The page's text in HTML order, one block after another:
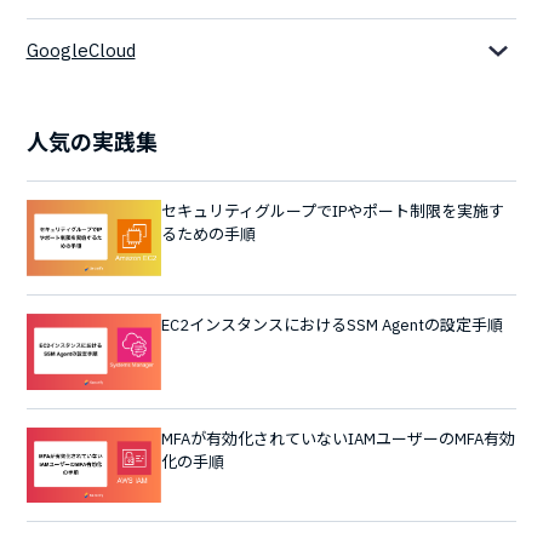
GoogleCloud
人気の実践集
セキュリティグループでIPやポート制限を実施す
るための手順
EC2インスタンスにおけるSSM Agentの設定手順
MFAが有効化されていないIAMユーザーのMFA有効
化の手順